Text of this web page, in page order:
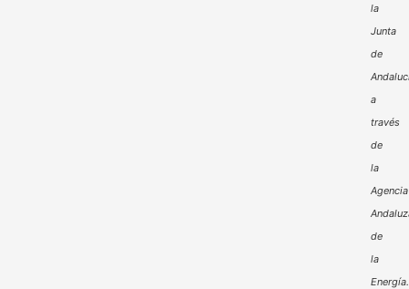
la
Junta
de
a
través
de
la
Agencia
de
la
Energía.